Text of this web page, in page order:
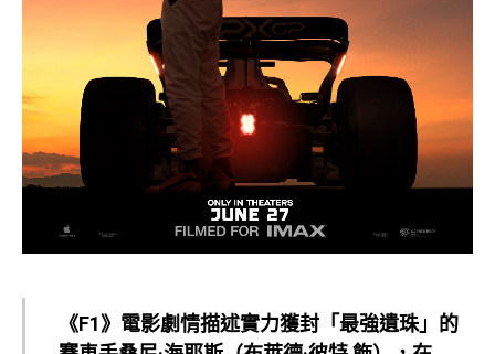
《F1》電影劇情描述實力獲封「最強遺珠」的